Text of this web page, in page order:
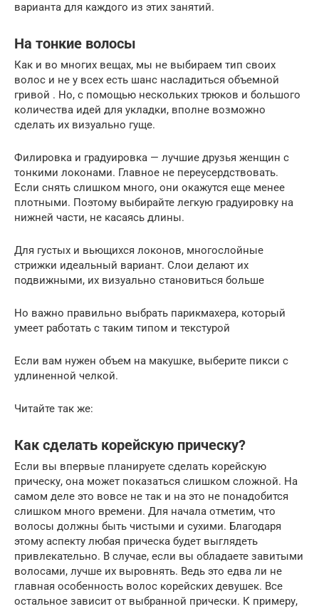
варианта для каждого из этих занятий.
На тонкие волосы
Как и во многих вещах, мы не выбираем тип своих
волос и не у всех есть шанс насладиться объемной
гривой . Но, с помощью нескольких трюков и большого
количества идей для укладки, вполне возможно
сделать их визуально гуще.
Филировка и градуировка — лучшие друзья женщин с
тонкими локонами. Главное не переусердствовать.
Если снять слишком много, они окажутся еще менее
плотными. Поэтому выбирайте легкую градуировку на
нижней части, не касаясь длины.
Для густых и вьющихся локонов, многослойные
стрижки идеальный вариант. Слои делают их
подвижными, их визуально становиться больше
Но важно правильно выбрать парикмахера, который
умеет работать с таким типом и текстурой
Если вам нужен объем на макушке, выберите пикси с
удлиненной челкой.
Читайте так же:
Как сделать корейскую прическу?
Если вы впервые планируете сделать корейскую
прическу, она может показаться слишком сложной. На
самом деле это вовсе не так и на это не понадобится
слишком много времени. Для начала отметим, что
волосы должны быть чистыми и сухими. Благодаря
этому аспекту любая прическа будет выглядеть
привлекательно. В случае, если вы обладаете завитыми
волосами, лучше их выровнять. Ведь это едва ли не
главная особенность волос корейских девушек. Все
остальное зависит от выбранной прически. К примеру,